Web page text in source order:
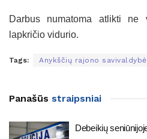
Darbus numatoma atlikti
lapkričio vidurio.
Tags: Anykščių rajono savivaldybė
Panašūs straipsniai
Debeikių